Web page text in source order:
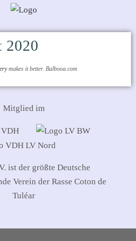
2020
makes it better. Balbooa.com
Mitglied im
ist der größte Deutsche
Verein der Rasse Coton de
Tuléar